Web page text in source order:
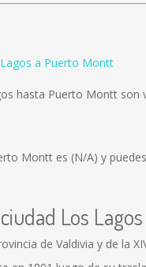
a Puerto Montt
hasta Puerto Montt son
Montt es (N/A) y
Los Lagos
de Valdivia y de la